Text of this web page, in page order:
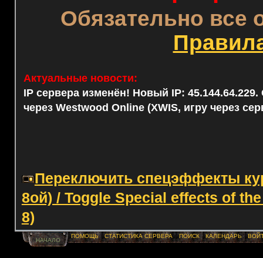
Обязательно все
Актуальные новости:
IP сервера изменён! Новый IP: 45.144.64.229.
через Westwood Online (XWIS, игру через
Переключить спецэффекты
8ой) / Toggle Special effects of
8)
НАЧАЛО
ПОМОЩЬ СТАТИСТИКА СЕРВЕРА ПОИСК КАЛЕНДАРЬ